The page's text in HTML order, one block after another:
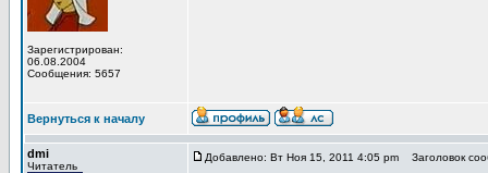
Зарегистрирован:
06.08.2004
Сообщения: 5657
Вернуться к началу
dmi
Читатель
Добавлено: Вт Ноя 15, 2011 4:05 pm Заголовок